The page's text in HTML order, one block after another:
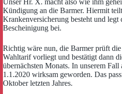
Unser Hr. X. macht also wie ihm
Kündigung an die Barmer. Hiermit
Krankenversicherung besteht und legt
Bescheinigung bei.
Richtig wäre nun, die Barmer prüft
Wahltarif vorliegt und bestätigt dann
übernächsten Monats. In unserem
1.1.2020 wirksam geworden. Das
Oktober letzten Jahres.